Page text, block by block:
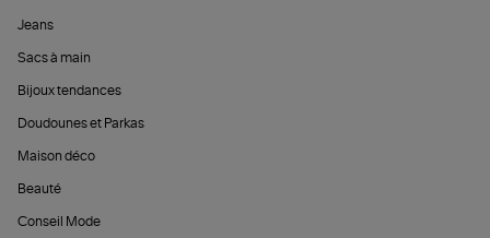
Jeans
Sacs à main
Bijoux tendances
Doudounes et Parkas
Maison déco
Beauté
Conseil Mode